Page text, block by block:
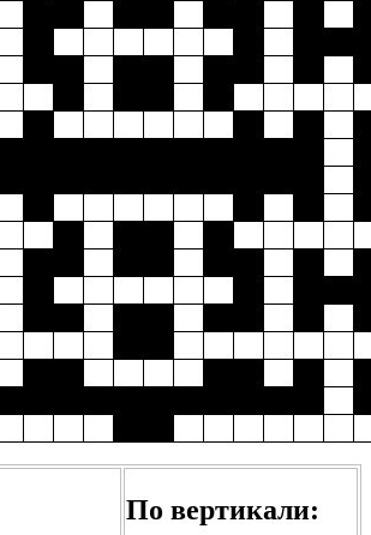
По вертикали: